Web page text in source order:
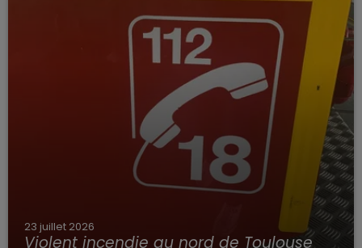
23 juillet 2026
Violent incendie au nord de Toulouse